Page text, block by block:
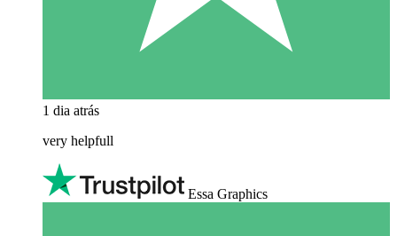
1 dia atrás
very helpfull
Essa Graphics